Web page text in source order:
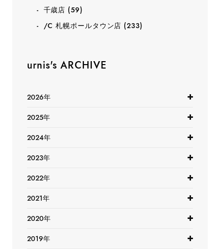
千歳店 (59)
/C 札幌ポールタウン店 (233)
urnis's ARCHIVE
2026年
2025年
2024年
2023年
2022年
2021年
2020年
2019年